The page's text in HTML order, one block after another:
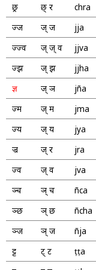
छ्र
छ् र
chra
ज्ज
ज् ज
jja
ज्ज्व
ज् ज् व
jjva
ज्झ
ज् झ
jjha
ज्ञ
ज् ञ
jña
ज्म
ज् म
jma
ज्य
ज् य
jya
ज्र
ज् र
jra
ज्व
ज् व
jva
ञ्च
ञ् च
ñca
ञ्छ
ञ् छ
ñcha
ञ्ज
ञ् ज
ñja
ट्ट
ट् ट
ṭṭa